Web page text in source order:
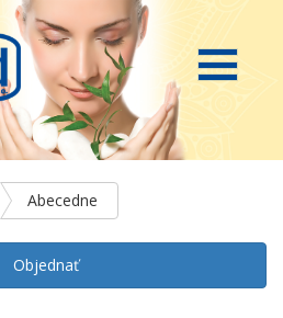
Abecedne
Objednať